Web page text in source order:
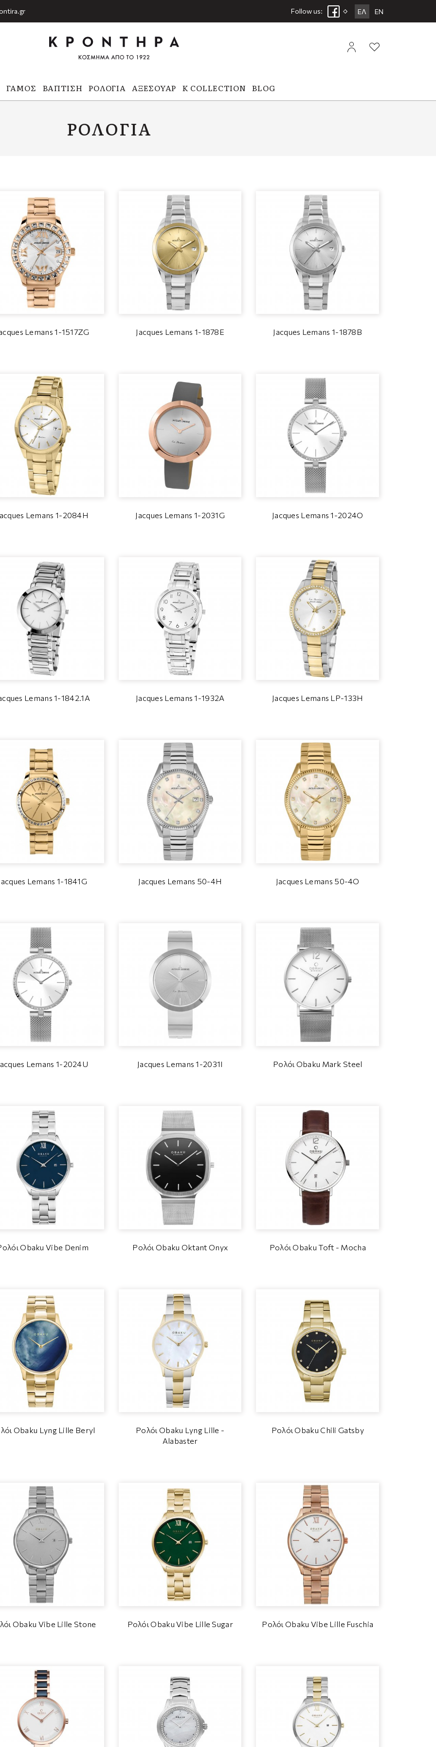
Follow us: ΕΛ EN
ΓΆΜΟΣ ΒΆΠΤΙΣΗ ΡΟΛΌΓΙΑ ΑΞΕΣΟΥΆΡ K COLLECTION BLOG
ΡΟΛΌΓΙΑ
Lemans 1-1517ZG Jacques Lemans 1-1878E Jacques Lemans 1-1878B
Lemans 1-2084H Jacques Lemans 1-2031G Jacques Lemans 1-2024O
Lemans 1-1842.1A Jacques Lemans 1-1932A Jacques Lemans LP-133H
Lemans 1-1841G Jacques Lemans 50-4H Jacques Lemans 50-4O
Lemans 1-2024U Jacques Lemans 1-2031I Ρολόι Obaku Mark Steel
Obaku Vibe Denim Ρολόι Obaku Oktant Onyx Ρολόι Obaku Toft - Mocha
Obaku Lyng Lille Beryl
Ρολόι Obaku Lyng Lille -
Alabaster
Ρολόι Obaku Chili Gatsby
Obaku Vibe Lille Stone Ρολόι Obaku Vibe Lille Sugar Ρολόι Obaku Vibe Lille Fuschia